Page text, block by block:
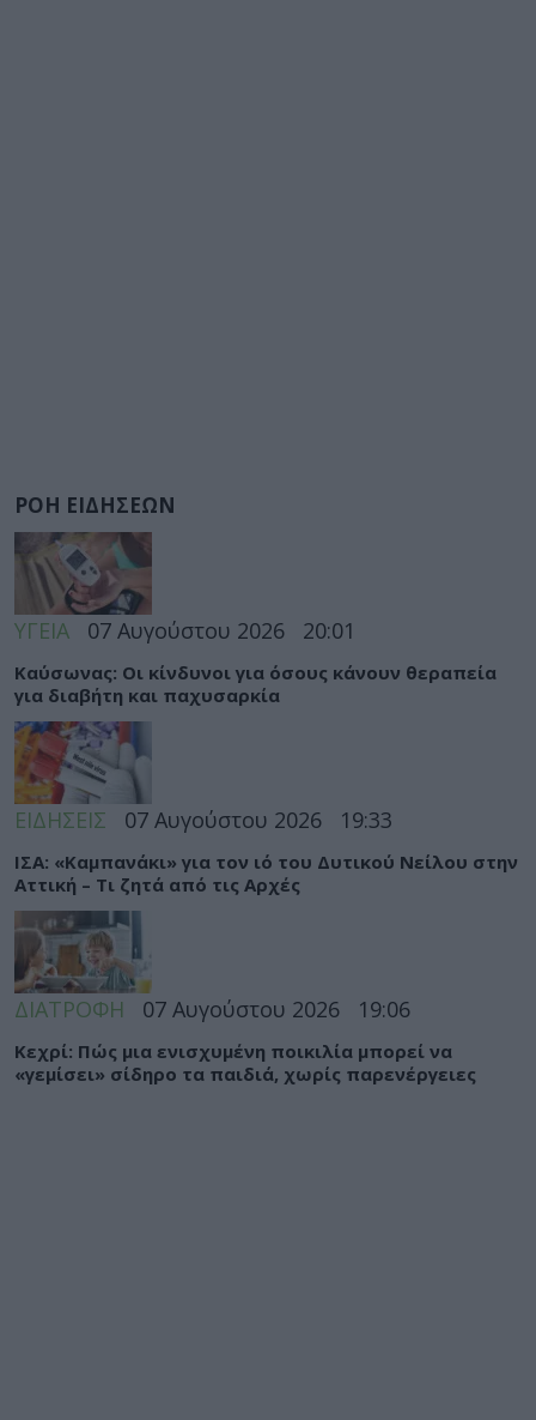
ΡΟΗ ΕΙΔΗΣΕΩΝ
ΥΓΕΙΑ 07 Αυγούστου 2026 20:01
Καύσωνας: Οι κίνδυνοι για όσους κάνουν θεραπεία
για διαβήτη και παχυσαρκία
ΕΙΔΗΣΕΙΣ 07 Αυγούστου 2026 19:33
ΙΣΑ: «Καμπανάκι» για τον ιό του Δυτικού Νείλου στην
Αττική – Τι ζητά από τις Αρχές
ΔΙΑΤΡΟΦΗ 07 Αυγούστου 2026 19:06
Κεχρί: Πώς μια ενισχυμένη ποικιλία μπορεί να
«γεμίσει» σίδηρο τα παιδιά, χωρίς παρενέργειες